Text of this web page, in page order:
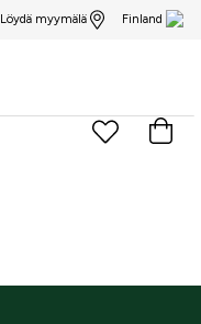
Löydä myymälä Finland